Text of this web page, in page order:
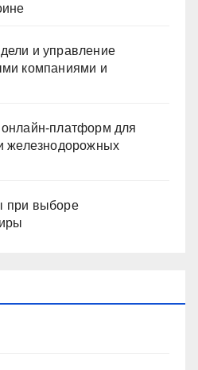
и управление
компаниями и
платформ для
железнодорожных
при выборе